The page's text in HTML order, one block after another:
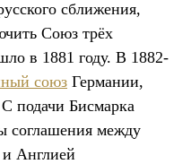
сближения,
Союз трёх
в 1881 году. В 1882-
союз Германии,
подачи Бисмарка
соглашения между
Англией